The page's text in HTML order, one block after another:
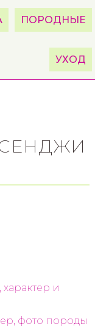
ПОРОДНЫЕ
УХОД
и
фото породы